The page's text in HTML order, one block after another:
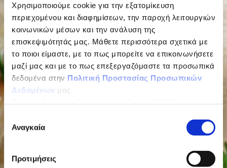
Χρησιμοποιούμε cookie για την εξατομίκευση
περιεχομένου και διαφημίσεων, την παροχή λειτουργιών
κοινωνικών μέσων και την ανάλυση της
επισκεψιμότητάς μας. Μάθετε περισσότερα σχετικά με
το ποιοι είμαστε, με το πως μπορείτε να επικοινωνήσετε
μαζί μας και με το πως επεξεργαζόμαστε τα προσωπικά
δεδομένα στην Πολιτική Προστασίας Προσωπικών
Δεδομένων μας.
συγκατάθεσης
Αναγκαία
Προτιμήσεις